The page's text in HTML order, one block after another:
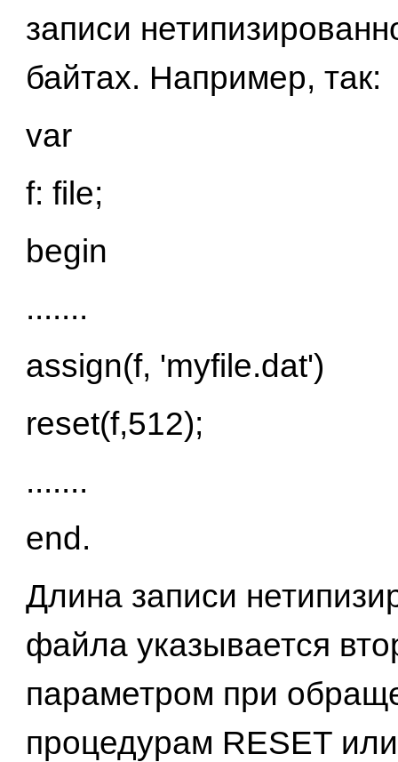
записи
байтах. Например, так:
var
f: file;
begin
.......
assign(f, 'myfile.dat')
reset(f,512);
.......
end.
Длина записи
файла указывается
параметром при
процедурам RESET